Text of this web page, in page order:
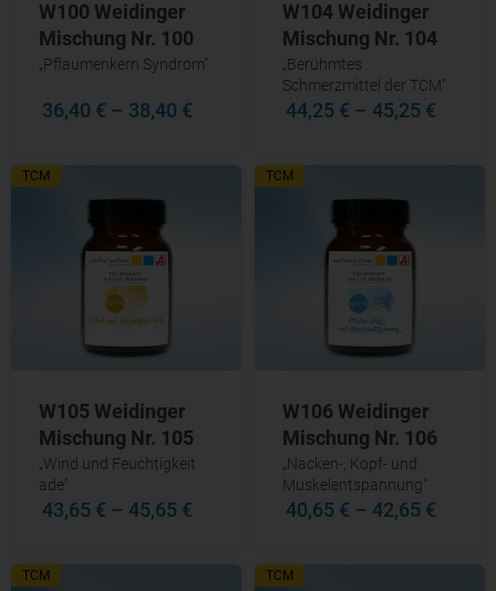
W100 Weidinger
Mischung Nr. 100
„Pflaumenkern Syndrom"
36,40 € – 38,40 €
W104 Weidinger
Mischung Nr. 104
„Berühmtes
Schmerzmittel der TCM"
44,25 € – 45,25 €
TCM
W105 Weidinger
Mischung Nr. 105
„Wind und Feuchtigkeit
ade"
43,65 € – 45,65 €
TCM
W106 Weidinger
Mischung Nr. 106
„Nacken-, Kopf- und
Muskelentspannung"
40,65 € – 42,65 €
TCM TCM